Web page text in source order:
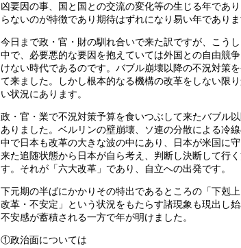
凶要因の事、国と国との交流の変化等の生じる年であ
らないのが特徴であり期待はずれになり易い年でありま
今日まで政・官・財の馴れ合いで来た訳ですが、こう
中で、必要悪的な要因を抱えていては外国との自由競
けない時代であるのです。バブル崩壊以降の不況対策
て来ました。しかし根本的なる機構の改革をしない限
い状況にあります。
政・官・業で不況対策予算を食いつぶして来たバブル
ありました。ベルリンの壁崩壊、ソ連の分散による冷
中で日本も改革の大きな波の中にあり、日本が米国に
来た追随状態から日本が自ら考え、判断し決断して行
す。それが「六大改革」であり、自立への出発です。
下元期の半ばにかかりその特出であるところの「下剋
改革・不安定」という状況をもたらす諸現象も現出し
不安感が蓄積される一方で年が明けました。
①政治面については